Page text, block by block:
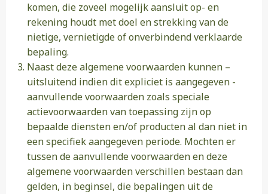
komen, die zoveel mogelijk aansluit op- en
rekening houdt met doel en strekking van de
nietige, vernietigde of onverbindend verklaarde
bepaling.
Naast deze algemene voorwaarden kunnen –
uitsluitend indien dit expliciet is aangegeven -
aanvullende voorwaarden zoals speciale
actievoorwaarden van toepassing zijn op
bepaalde diensten en/of producten al dan niet in
een specifiek aangegeven periode. Mochten er
tussen de aanvullende voorwaarden en deze
algemene voorwaarden verschillen bestaan dan
gelden, in beginsel, die bepalingen uit de